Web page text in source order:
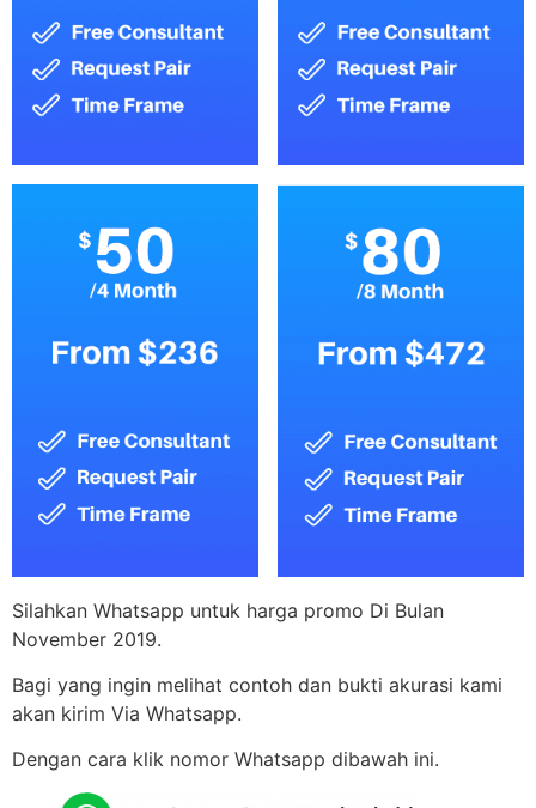
Silahkan Whatsapp untuk harga promo Di Bulan
November 2019.
Bagi yang ingin melihat contoh dan bukti akurasi kami
akan kirim Via Whatsapp.
Dengan cara klik nomor Whatsapp dibawah ini.